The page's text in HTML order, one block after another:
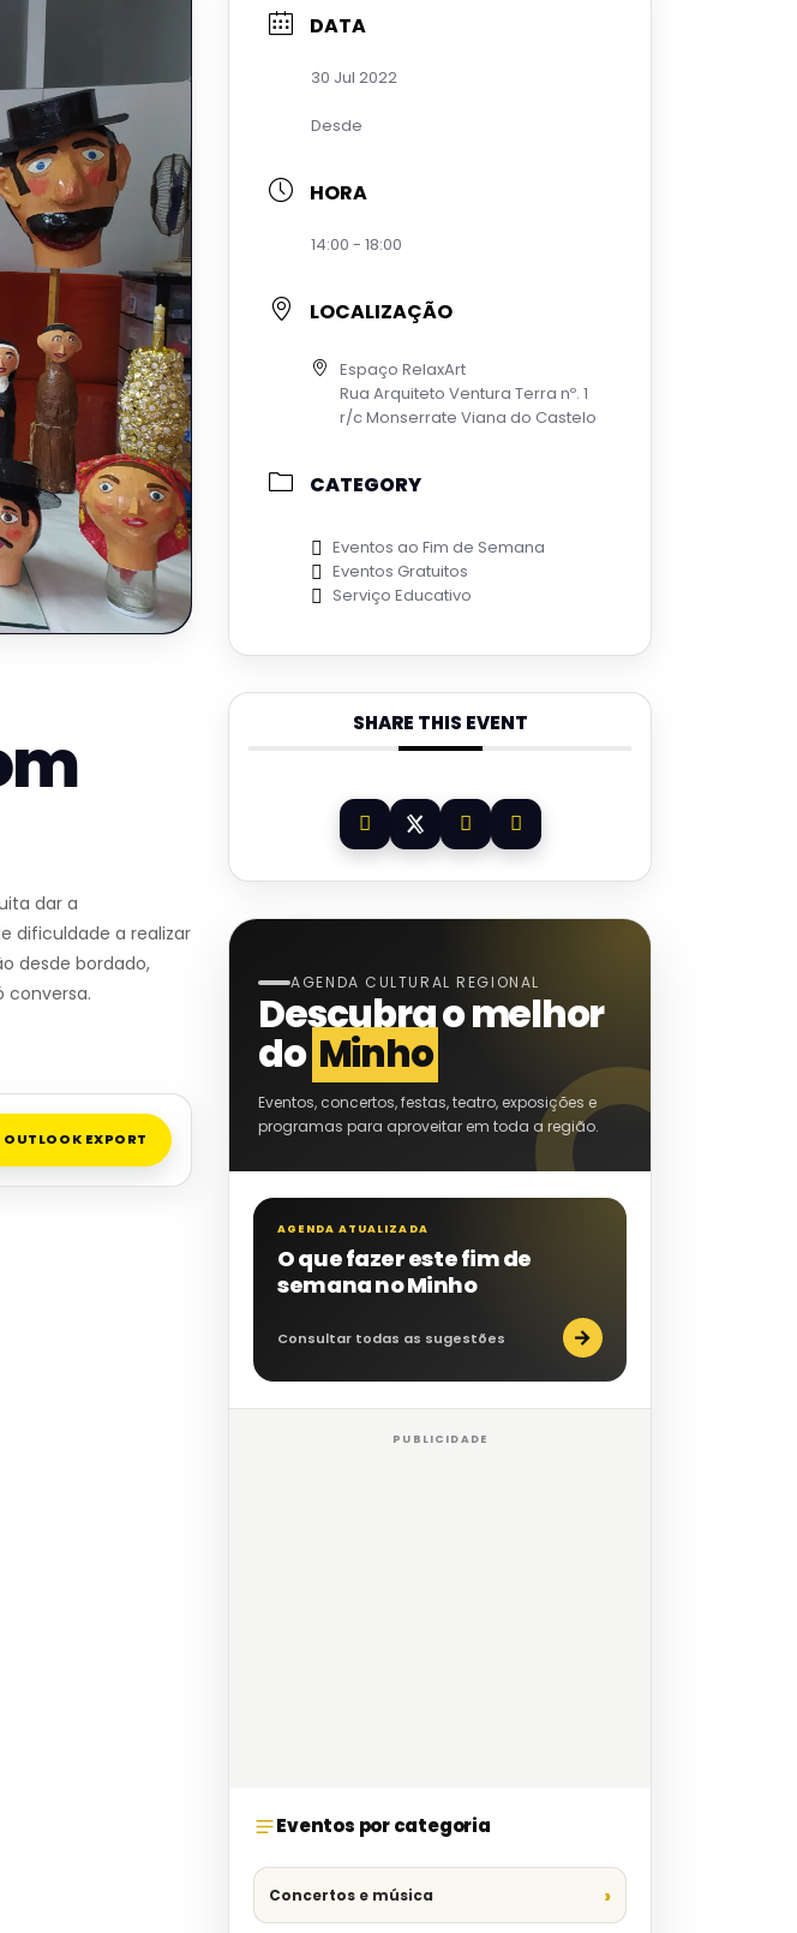
dar a
dificuldade a realizar
desde bordado,
conversa.
EXPORT
DATA
30 Jul 2022
Desde
HORA
14:00 - 18:00
LOCALIZAÇÃO
Espaço RelaxArt
Rua Arquiteto Ventura Terra nº. 1
r/c Monserrate Viana do Castelo
CATEGORY
Eventos ao Fim de Semana
Eventos Gratuitos
Serviço Educativo
SHARE THIS EVENT
AGENDA CULTURAL REGIONAL
Descubra o melhor
do Minho
Eventos, concertos, festas, teatro, exposições e
programas para aproveitar em toda a região.
AGENDA ATUALIZADA
O que fazer este fim de
semana no Minho
Consultar todas as sugestões →
PUBLICIDADE
Eventos por categoria
Concertos e música